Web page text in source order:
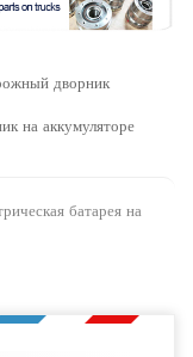
дворник
на аккумуляторе
батарея на